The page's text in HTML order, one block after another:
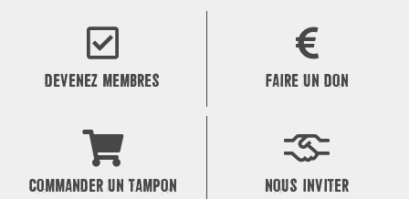
DEVENEZ MEMBRES FAIRE UN DON
COMMANDER UN TAMPON
NOUS INVITER